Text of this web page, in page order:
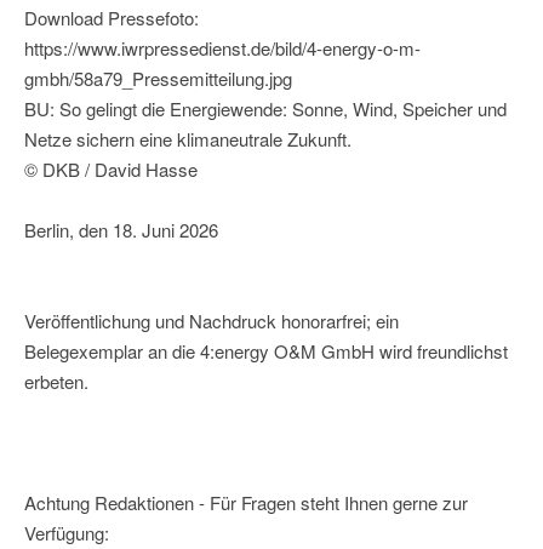
Download Pressefoto:
https://www.iwrpressedienst.de/bild/4-energy-o-m-
gmbh/58a79_Pressemitteilung.jpg
BU: So gelingt die Energiewende: Sonne, Wind, Speicher und
Netze sichern eine klimaneutrale Zukunft.
© DKB / David Hasse
Berlin, den 18. Juni 2026
Veröffentlichung und Nachdruck honorarfrei; ein
Belegexemplar an die 4:energy O&M GmbH wird freundlichst
erbeten.
Achtung Redaktionen - Für Fragen steht Ihnen gerne zur
Verfügung: